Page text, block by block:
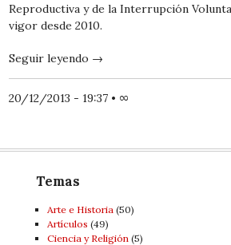
Reproductiva y de la Interrupción
vigor desde 2010.
Seguir leyendo →
20/12/2013 - 19:37 • ∞
Temas
Arte e Historia (50)
Artí­culos (49)
Ciencia y Religión (5)